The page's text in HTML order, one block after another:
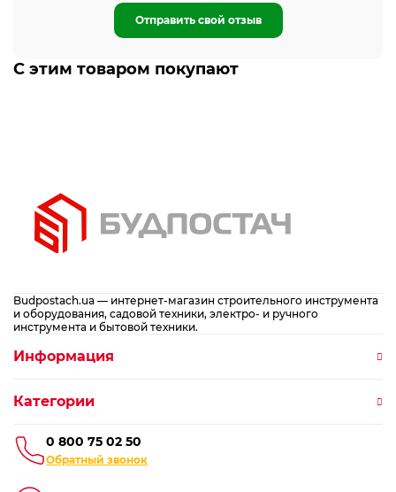
Отправить свой отзыв
С этим товаром покупают
Budpostach.ua — интернет-магазин строительного инструмента
и оборудования, садовой техники, электро- и ручного
инструмента и бытовой техники.
0 800 75 02 50
Обратный звонок
Информация
Категории